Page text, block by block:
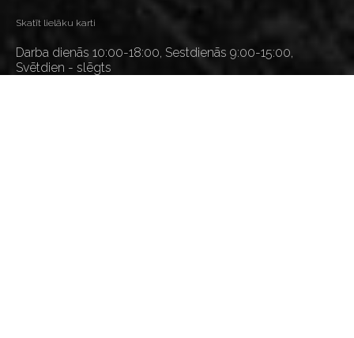
Skatīt lielāku karti
Darba dienās 10:00-18:00, Sestdienās 9:00-15:00,
Svētdien - slēgts